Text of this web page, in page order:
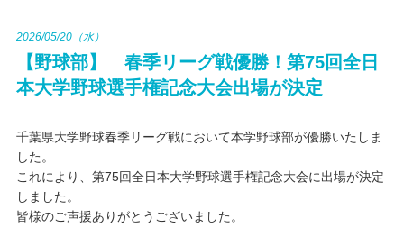
学部・大学院
学友会クラブ活動
2026/05/20（水）
【野球部】 春季リーグ戦優勝！第75回全日
本大学野球選手権記念大会出場が決定
千葉県大学野球春季リーグ戦において本学野球部が優勝いたしま
した。
これにより、第75回全日本大学野球選手権記念大会に出場が決定
しました。
皆様のご声援ありがとうございました。